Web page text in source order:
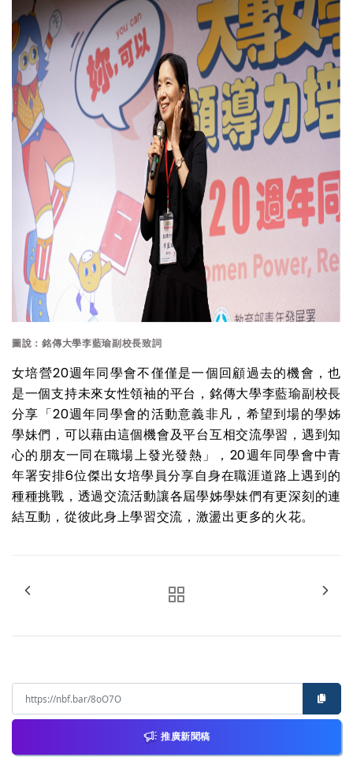
圖說：銘傳大學李藍瑜副校長致詞
女培營20週年同學會不僅僅是一個回顧過去的機會，也
是一個支持未來女性領袖的平台，銘傳大學李藍瑜副校長
分享「20週年同學會的活動意義非凡，希望到場的學姊
學妹們，可以藉由這個機會及平台互相交流學習，遇到知
心的朋友一同在職場上發光發熱」，20週年同學會中青
年署安排6位傑出女培學員分享自身在職涯道路上遇到的
種種挑戰，透過交流活動讓各屆學姊學妹們有更深刻的連
結互動，從彼此身上學習交流，激盪出更多的火花。
推廣新聞稿